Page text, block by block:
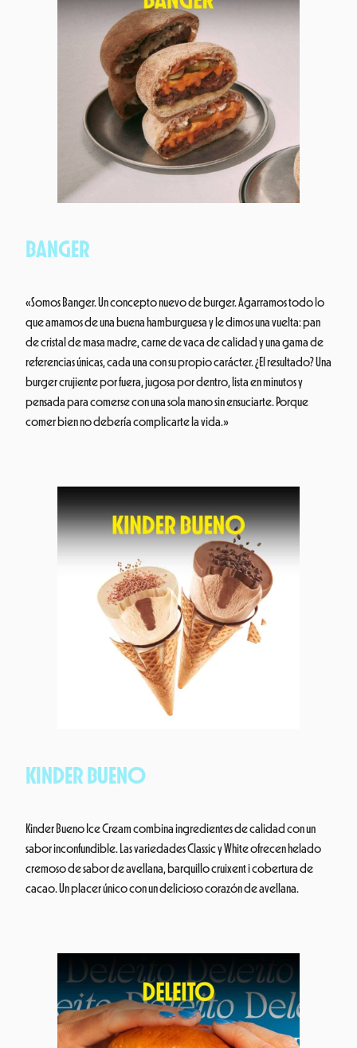
BANGER
«Somos Banger. Un concepto nuevo de burger. Agarramos todo lo
que amamos de una buena hamburguesa y le dimos una vuelta: pan
de cristal de masa madre, carne de vaca de calidad y una gama de
referencias únicas, cada una con su propio carácter. ¿El resultado? Una
burger crujiente por fuera, jugosa por dentro, lista en minutos y
pensada para comerse con una sola mano sin ensuciarte. Porque
comer bien no debería complicarte la vida.»
KINDER BUENO
Kinder Bueno Ice Cream combina ingredientes de calidad con un
sabor inconfundible. Las variedades Classic y White ofrecen helado
cremoso de sabor de avellana, barquillo cruixent i cobertura de
cacao. Un placer único con un delicioso corazón de avellana.